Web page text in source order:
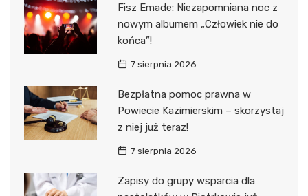
Fisz Emade: Niezapomniana noc z
nowym albumem „Człowiek nie do
końca”!
7 sierpnia 2026
Bezpłatna pomoc prawna w
Powiecie Kazimierskim – skorzystaj
z niej już teraz!
7 sierpnia 2026
Zapisy do grupy wsparcia dla